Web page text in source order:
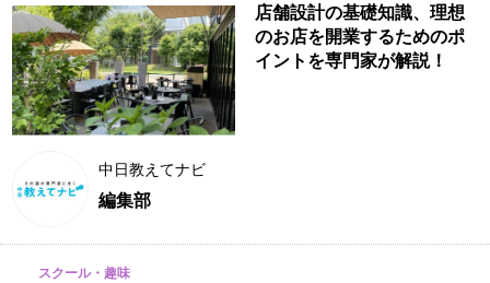
店舗設計の基礎知識、理想
のお店を開業するためのポ
イントを専門家が解説！
中日教えてナビ
編集部
スクール・趣味